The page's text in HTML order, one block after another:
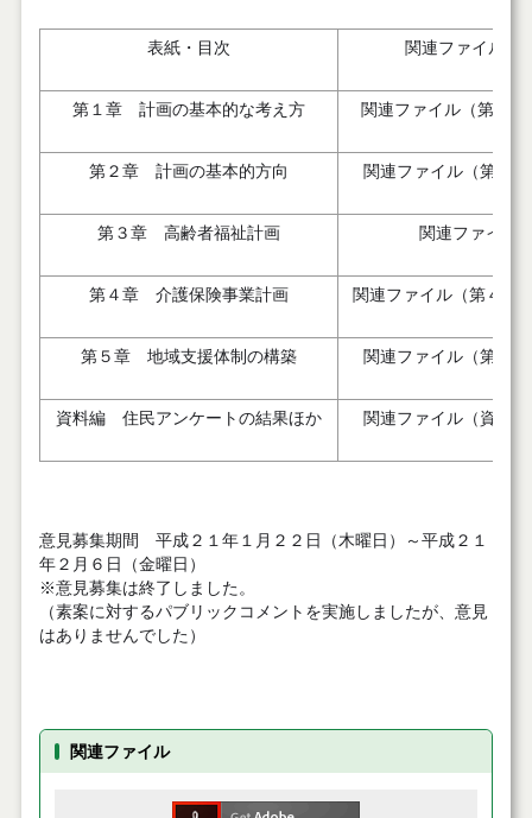
表紙・目次 関連ファイル（
第１章 計画の基本的な考え方 関連ファイル（第１
第２章 計画の基本的方向 関連ファイル（第２
第３章 高齢者福祉計画 関連ファイル
第４章 介護保険事業計画 関連ファイル（第４章
第５章 地域支援体制の構築 関連ファイル（第５
資料編 住民アンケートの結果ほか 関連ファイル（資料
意見募集期間 平成２１年１月２２日（木曜日）～平成２１
年２月６日（金曜日）
※意見募集は終了しました。
（素案に対するパブリックコメントを実施しましたが、意見
はありませんでした）
関連ファイル